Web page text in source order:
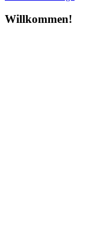
Willkommen!